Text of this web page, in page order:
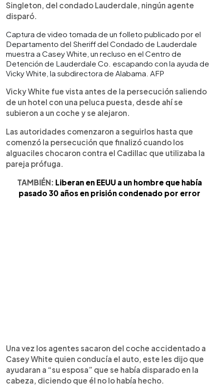
Singleton, del condado Lauderdale, ningún agente
disparó.
Captura de video tomada de un folleto publicado por el
Departamento del Sheriff del Condado de Lauderdale
muestra a Casey White, un recluso en el Centro de
Detención de Lauderdale Co. escapando con la ayuda de
Vicky White, la subdirectora de Alabama. AFP
Vicky White fue vista antes de la persecución saliendo
de un hotel con una peluca puesta, desde ahí se
subieron a un coche y se alejaron.
Las autoridades comenzaron a seguirlos hasta que
comenzó la persecución que finalizó cuando los
alguaciles chocaron contra el Cadillac que utilizaba la
pareja prófuga.
TAMBIÉN: Liberan en EEUU a un hombre que había
pasado 30 años en prisión condenado por error
Una vez los agentes sacaron del coche accidentado a
Casey White quien conducía el auto, este les dijo que
ayudaran a “su esposa” que se había disparado en la
cabeza, diciendo que él no lo había hecho.